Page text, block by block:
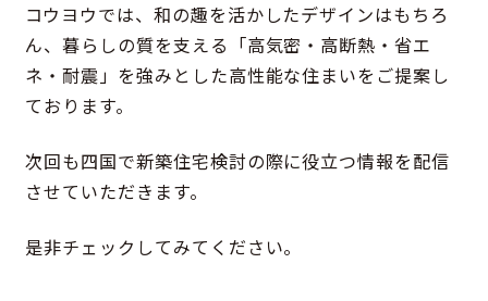
コウヨウでは、和の趣を活かしたデザインはもちろ
ん、暮らしの質を支える「高気密・高断熱・省エ
ネ・耐震」を強みとした高性能な住まいをご提案し
ております。
次回も四国で新築住宅検討の際に役立つ情報を配信
させていただきます。
是非チェックしてみてください。